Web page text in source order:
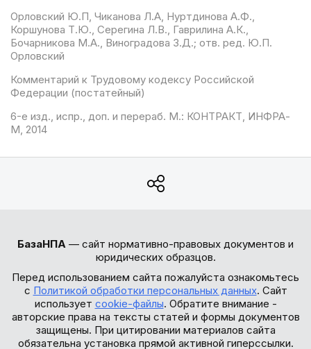
Орловский Ю.П, Чиканова Л.А, Нуртдинова А.Ф.,
Коршунова Т.Ю., Серегина Л.В., Гаврилина А.К.,
Бочарникова М.А., Виноградова З.Д.; отв. ред. Ю.П.
Орловский
Комментарий к Трудовому кодексу Российской
Федерации (постатейный)
6-е изд., испр., доп. и перераб. М.: КОНТРАКТ, ИНФРА-
М, 2014
БазаНПА — сайт нормативно-правовых документов и
юридических образцов.
Перед использованием сайта пожалуйста ознакомьтесь
с Политикой обработки персональных данных. Сайт
использует cookie-файлы. Обратите внимание -
авторские права на тексты статей и формы документов
защищены. При цитировании материалов сайта
обязательна установка прямой активной гиперссылки.